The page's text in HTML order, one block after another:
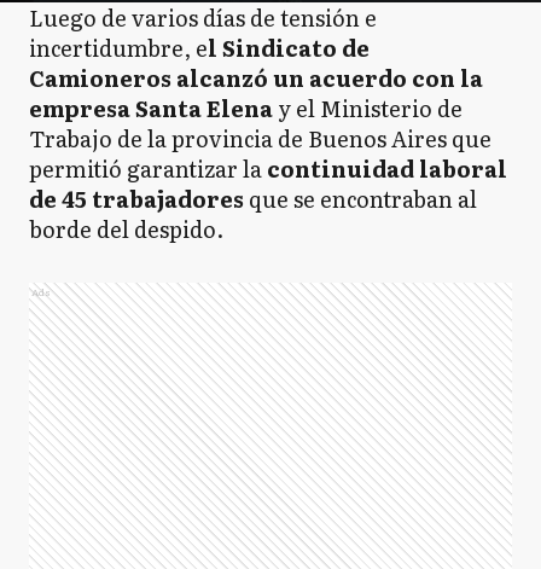
Luego de varios días de tensión e
incertidumbre, el Sindicato de
Camioneros alcanzó un acuerdo con la
empresa Santa Elenay el Ministerio de
Trabajo de la provincia de Buenos Aires que
permitió garantizar lacontinuidad laboral
de 45 trabajadores que se encontraban al
borde del despido.
Ads